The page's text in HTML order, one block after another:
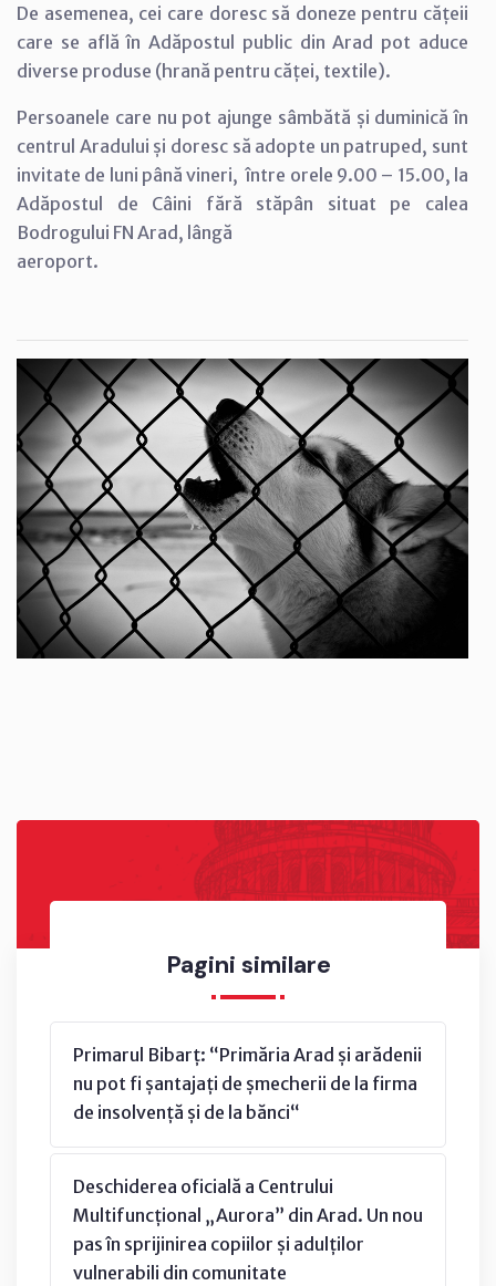
Pagini similare
Primarul Bibarț: “Primăria Arad și arădenii
nu pot fi șantajați de șmecherii de la firma
de insolvență și de la bănci“
Deschiderea oficială a Centrului
Multifuncțional „Aurora” din Arad. Un nou
pas în sprijinirea copiilor și adulților
vulnerabili din comunitate
De asemenea, cei care doresc să doneze pentru cățeii
care se află în Adăpostul public din Arad pot aduce
diverse produse (hrană pentru căței, textile).
Persoanele care nu pot ajunge sâmbătă și duminică în
centrul Aradului și doresc să adopte un patruped, sunt
invitate de luni până vineri, între orele 9.00 – 15.00, la
Adăpostul de Câini fără stăpân situat pe calea
Bodrogului FN Arad, lângă
aeroport.